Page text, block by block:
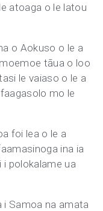
atoaga o le latou
o Aokuso o le a
tāua o loo
le vaiaso o le a
mo le
foi lea o le a
ina ia
i polokalame ua
i Samoa na amata